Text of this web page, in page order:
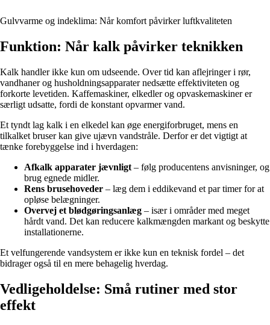
Gulvvarme og indeklima: Når komfort påvirker luftkvaliteten
Funktion: Når kalk påvirker teknikken
Kalk handler ikke kun om udseende. Over tid kan aflejringer i rør,
vandhaner og husholdningsapparater nedsætte effektiviteten og
forkorte levetiden. Kaffemaskiner, elkedler og opvaskemaskiner er
særligt udsatte, fordi de konstant opvarmer vand.
Et tyndt lag kalk i en elkedel kan øge energiforbruget, mens en
tilkalket bruser kan give ujævn vandstråle. Derfor er det vigtigt at
tænke forebyggelse ind i hverdagen:
Afkalk apparater jævnligt – følg producentens anvisninger, og
brug egnede midler.
Rens brusehoveder – læg dem i eddikevand et par timer for at
opløse belægninger.
Overvej et blødgøringsanlæg – især i områder med meget
hårdt vand. Det kan reducere kalkmængden markant og beskytte
installationerne.
Et velfungerende vandsystem er ikke kun en teknisk fordel – det
bidrager også til en mere behagelig hverdag.
Vedligeholdelse: Små rutiner med stor
effekt